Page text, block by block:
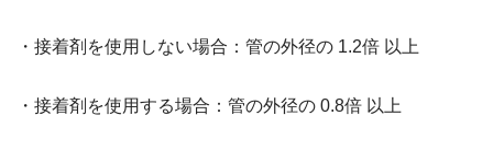
・接着剤を使用しない場合：管の外径の 1.2倍 以上
・接着剤を使用する場合：管の外径の 0.8倍 以上